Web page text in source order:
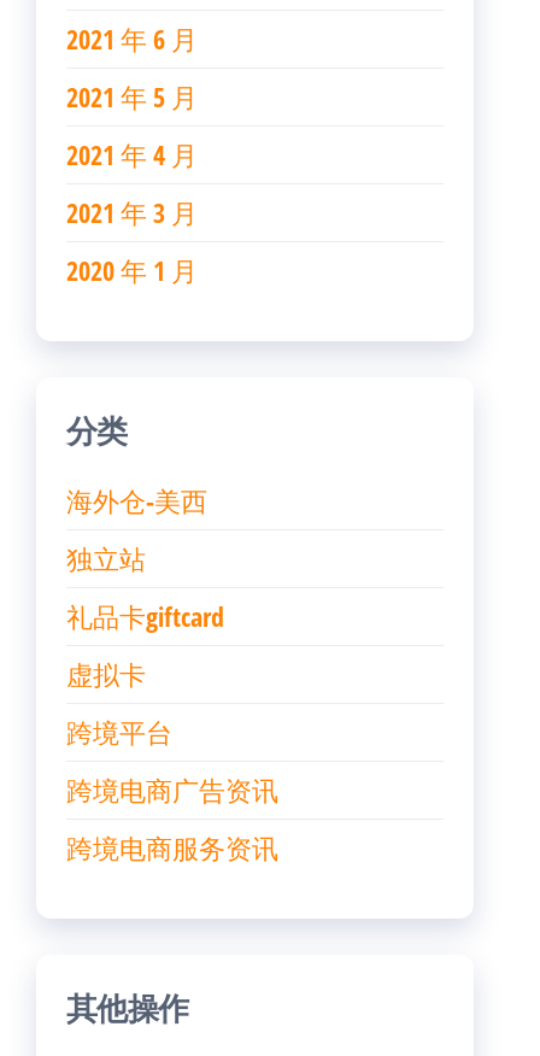
2021 年 6 月
2021 年 5 月
2021 年 4 月
2021 年 3 月
2020 年 1 月
分类
海外仓-美西
独立站
礼品卡giftcard
虚拟卡
跨境平台
跨境电商广告资讯
跨境电商服务资讯
其他操作